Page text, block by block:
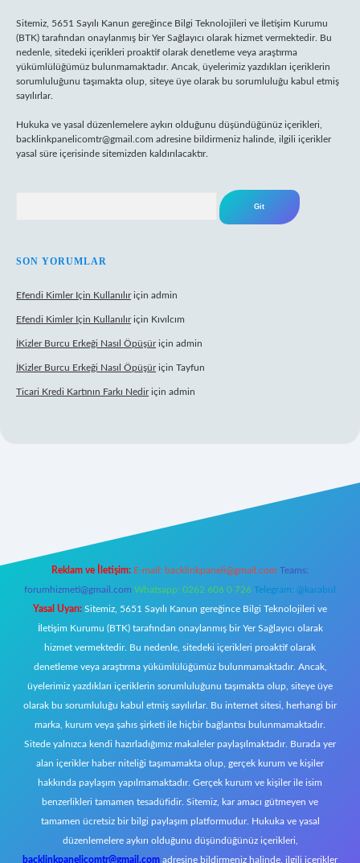
Sitemiz, 5651 Sayılı Kanun gereğince Bilgi Teknolojileri ve İletişim Kurumu
(BTK) tarafından onaylanmış bir Yer Sağlayıcı olarak hizmet vermektedir. Bu
nedenle, sitedeki içerikleri proaktif olarak denetleme veya araştırma
yükümlülüğümüz bulunmamaktadır. Ancak, üyelerimiz yazdıkları içeriklerin
sorumluluğunu taşımakta olup, siteye üye olarak bu sorumluluğu kabul etmiş
sayılırlar.
Hukuka ve yasal düzenlemelere aykırı olduğunu düşündüğünüz içerikleri,
backlinkpanelicomtr@gmail.com adresine bildirmeniz halinde, ilgili içerikler
yasal süre içerisinde sitemizden kaldırılacaktır.
SON YORUMLAR
Efendi Kimler Için Kullanılıriçin admin
Efendi Kimler Için Kullanılıriçin Kıvılcım
İKizler Burcu Erkeği Nasıl Öpüşüriçin admin
İKizler Burcu Erkeği Nasıl Öpüşüriçin Tayfun
Ticari Kredi Kartının Farkı Nediriçin admin
Reklam ve İletişim: E-mail: backlinkpaneli@gmail.com Teams:
forumhizmeti@gmail.com Whatsapp: 0262 606 0 726 Telegram: @karabul
Yasal Uyarı: Sitemiz, 5651 Sayılı Kanun gereğince Bilgi Teknolojileri ve
İletişim Kurumu (BTK) tarafından onaylanmış bir Yer Sağlayıcı olarak
hizmet vermektedir. Bu nedenle, sitedeki içerikleri proaktif olarak
denetleme veya araştırma yükümlülüğümüz bulunmamaktadır. Ancak,
üyelerimiz yazdıkları içeriklerin sorumluluğunu taşımakta olup, siteye üye
olarak bu sorumluluğu kabul etmiş sayılırlar. Bu internet sitesi, herhangi bir
marka, kurum veya şahıs şirketi ile hiçbir bağlantısı bulunmamaktadır.
Sitede yalnızca kendi hazırladığımız makaleler paylaşılmaktadır. Burada yer
alan içerikler haber niteliği taşımamakta olup, gerçek kurum ve kişiler
hakkında paylaşım yapılmamaktadır. Gerçek kurum ve kişiler ile isim
benzerlikleri tamamen tesadüfidir. Sitemiz, kar amacı gütmeyen ve
tamamen ücretsiz bir bilgi paylaşım platformudur. Hukuka ve yasal
düzenlemelere aykırı olduğunu düşündüğünüz içerikleri,
backlinkpanelicomtr@gmail.com adresine bildirmeniz halinde, ilgili içerikler